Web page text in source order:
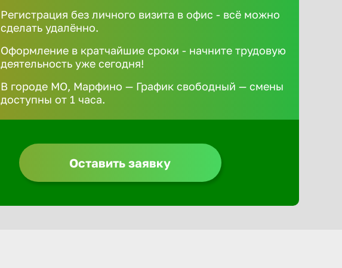
Регистрация без личного визита в офис - всё можно
сделать удалённо.
Оформление в кратчайшие сроки - начните трудовую
деятельность уже сегодня!
В городе МО, Марфино — График свободный — смены
доступны от 1 часа.
Оставить заявку